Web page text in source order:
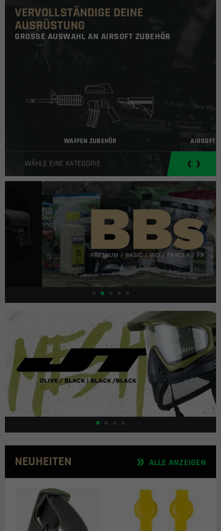
VERVOLLSTÄNDIGE DEINE
AUSRÜSTUNG
GROSSE AUSWAHL AN AIRSOFT ZUBEHÖR
WAFFEN ZUBEHÖR AIRSOFT
WÄHLE EINE KATEGORIE
NEUHEITEN ALLE ANZEIGEN